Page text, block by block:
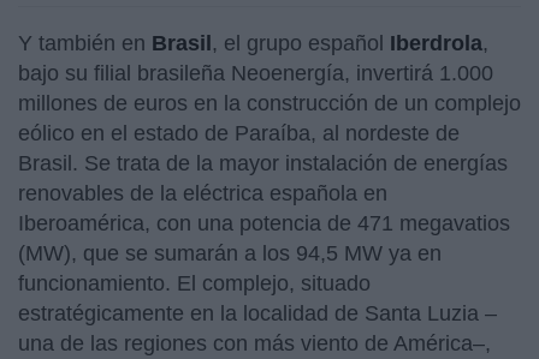
Y también en Brasil, el grupo español Iberdrola,
bajo su filial brasileña Neoenergía, invertirá 1.000
millones de euros en la construcción de un complejo
eólico en el estado de Paraíba, al nordeste de
Brasil. Se trata de la mayor instalación de energías
renovables de la eléctrica española en
Iberoamérica, con una potencia de 471 megavatios
(MW), que se sumarán a los 94,5 MW ya en
funcionamiento. El complejo, situado
estratégicamente en la localidad de Santa Luzia –
una de las regiones con más viento de América–,